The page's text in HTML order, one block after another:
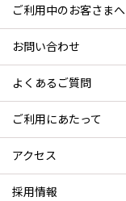
ご利用中のお客さまへ
お問い合わせ
よくあるご質問
ご利用にあたって
アクセス
採用情報